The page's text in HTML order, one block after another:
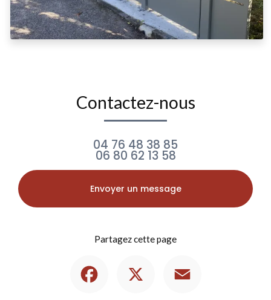
Contactez-nous
04 76 48 38 85
06 80 62 13 58
Envoyer un message
Partagez cette page